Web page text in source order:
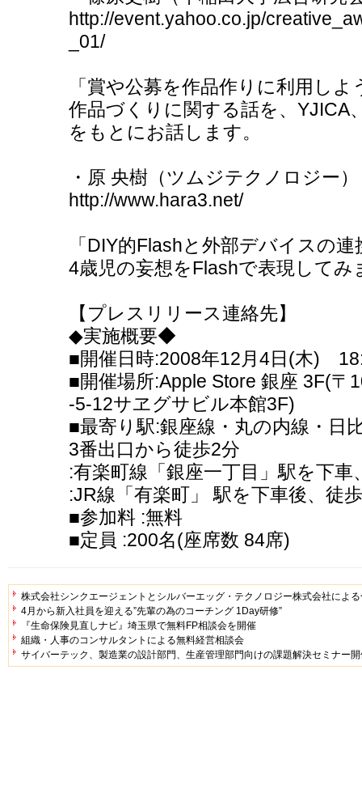
http://event.yahoo.co.jp/
_01/
「賞や公募を作品作りに利用しよ
作品づくりに関する話を、YJICA
をもとにお話します。
・原 央樹（ツムジテクノロジー）
http://www.hara3.net/
「DIY的Flashと外部デバイスの連
4歳児の妄想をFlashで表現してみ
【プレスリリース連絡先】
◆実施概要◆
■開催日時:2008年12月4日(木)
■開催場所:Apple Store 銀座 3F(〒
-5-12サヱグサビル本館3F)
■最寄り駅:銀座線・丸の内線・日
3番出口から徒歩2分
:有楽町線「銀座一丁目」駅を下車
:JR線「有楽町」 駅を下車後、徒
■参加料 :無料
■定員 :200名(座席数 84席)
株式会社シンクエージェントとシルバーエッグ・テクノロジー株式会社によ
4月から新入社員を迎える”先輩の為のコーチング 1Day研修”
『生命保険見直しナビ』埼玉県で無料FP相談会を開催
組織・人事のコンサルタントによる無料経営相談会
サイバーテック、製造業の設計部門、生産管理部門向けの課題解決セミナー